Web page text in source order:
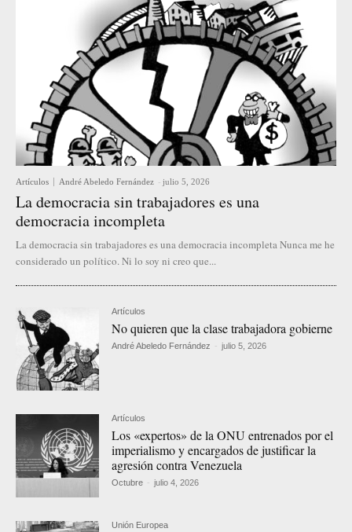
Artículos André Abeledo Fernández - julio 5, 2026
La democracia sin trabajadores es una
democracia incompleta
La democracia sin trabajadores es una democracia incompleta Nunca me he
considerado un político. Ni lo soy ni creo que...
Artículos
No quieren que la clase trabajadora gobierne
André Abeledo Fernández - julio 5, 2026
Artículos
Los «expertos» de la ONU entrenados por el
imperialismo y encargados de justificar la
agresión contra Venezuela
Octubre - julio 4, 2026
Unión Europea